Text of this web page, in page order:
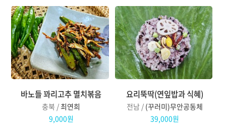
바노들 꽈리고추 멸치볶음
충북 /최연희
9,000원
요리뚝딱(연잎밥과 식혜)
전남 / (꾸러미)무안공동체
39,000원